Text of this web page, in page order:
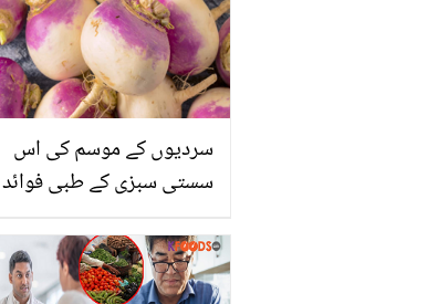
کہہ ڈالی؟ ویڈیو کلپ
سردیوں کے موسم کی اس
سستی سبزی کے طبی فوائد
کو تیار ہو جائیں گے